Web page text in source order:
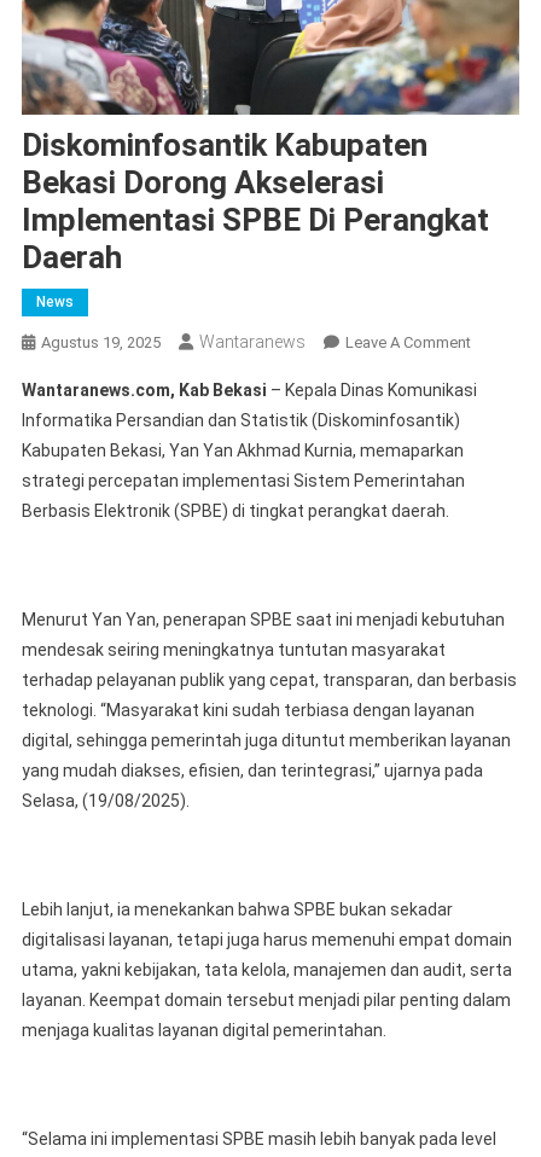
Diskominfosantik Kabupaten
Bekasi Dorong Akselerasi
Implementasi SPBE Di Perangkat
Daerah
News
Agustus 19, 2025 Wantaranews Leave A CommentOn
Daerah
Wantaranews.com, Kab Bekasi – Kepala Dinas Komunikasi
Informatika Persandian dan Statistik (Diskominfosantik)
Kabupaten Bekasi, Yan Yan Akhmad Kurnia, memaparkan
strategi percepatan implementasi Sistem Pemerintahan
Berbasis Elektronik (SPBE) di tingkat perangkat daerah.
Menurut Yan Yan, penerapan SPBE saat ini menjadi kebutuhan
mendesak seiring meningkatnya tuntutan masyarakat
terhadap pelayanan publik yang cepat, transparan, dan berbasis
teknologi. “Masyarakat kini sudah terbiasa dengan layanan
digital, sehingga pemerintah juga dituntut memberikan layanan
yang mudah diakses, efisien, dan terintegrasi,” ujarnya pada
Selasa, (19/08/2025).
Lebih lanjut, ia menekankan bahwa SPBE bukan sekadar
digitalisasi layanan, tetapi juga harus memenuhi empat domain
utama, yakni kebijakan, tata kelola, manajemen dan audit, serta
layanan. Keempat domain tersebut menjadi pilar penting dalam
menjaga kualitas layanan digital pemerintahan.
“Selama ini implementasi SPBE masih lebih banyak pada level